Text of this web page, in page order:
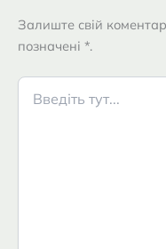
Залиште свій
позначені *.
Введіть
тут...